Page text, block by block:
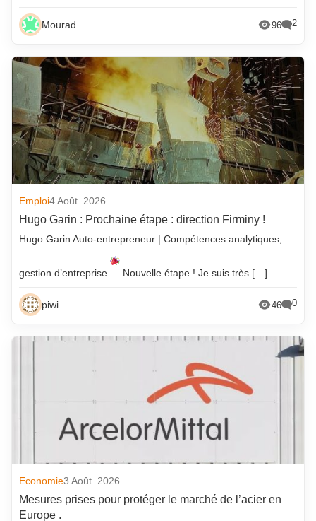
Mourad 96 2
Emploi4 Août. 2026
Hugo Garin : Prochaine étape : direction Firminy !
Hugo Garin Auto-entrepreneur | Compétences analytiques,
gestion d’entreprise Nouvelle étape ! Je suis très […]
piwi 46 0
Economie3 Août. 2026
Mesures prises pour protéger le marché de l’acier en
Europe .